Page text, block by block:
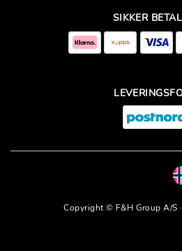
SIKKER
Copyright © F&H Group A/S